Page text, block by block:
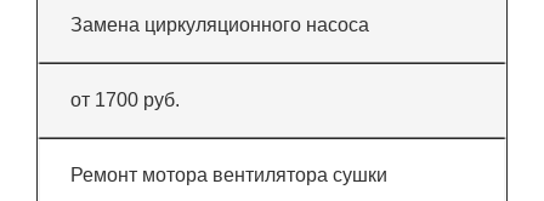
Замена циркуляционного насоса
от 1700 руб.
Ремонт мотора вентилятора сушки